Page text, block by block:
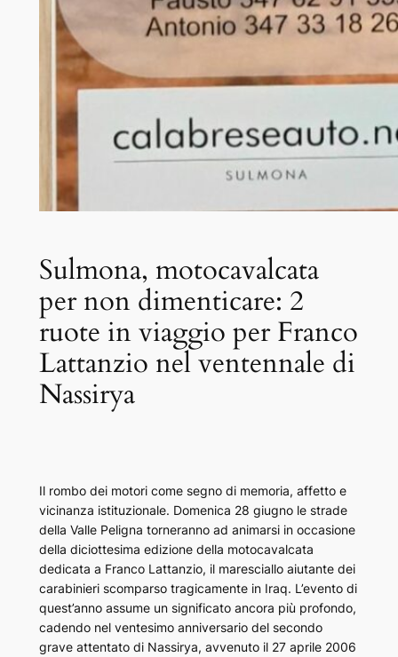
Sulmona, motocavalcata
per non dimenticare: 2
ruote in viaggio per Franco
Lattanzio nel ventennale di
Nassirya
Il rombo dei motori come segno di memoria, affetto e
vicinanza istituzionale. Domenica 28 giugno le strade
della Valle Peligna torneranno ad animarsi in occasione
della diciottesima edizione della motocavalcata
dedicata a Franco Lattanzio, il maresciallo aiutante dei
carabinieri scomparso tragicamente in Iraq. L’evento di
quest’anno assume un significato ancora più profondo,
cadendo nel ventesimo anniversario del secondo
grave attentato di Nassirya, avvenuto il 27 aprile 2006